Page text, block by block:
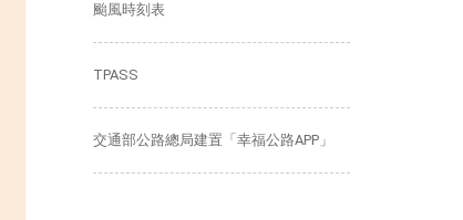
颱風時刻表
TPASS
交通部公路總局建置「幸福公路APP」